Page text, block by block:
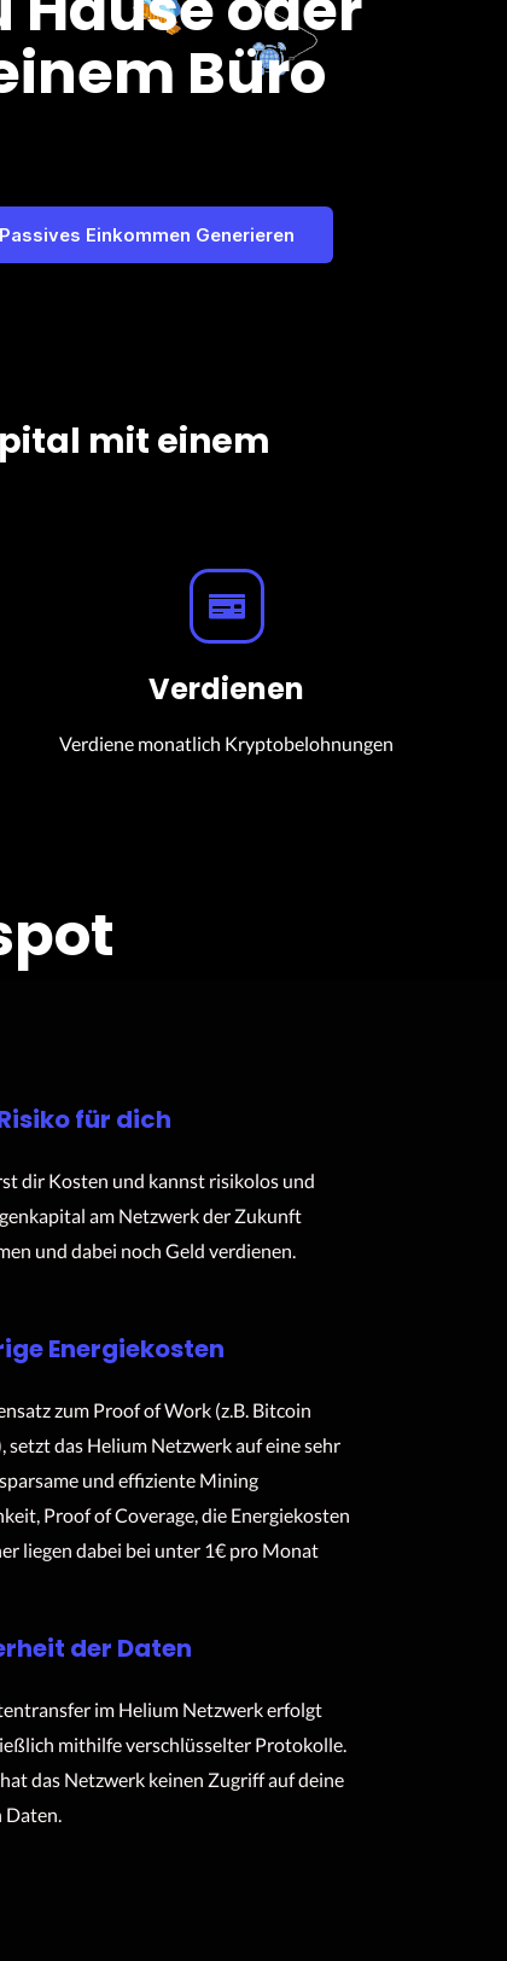
Büro
Einkommen Generieren
mit einem
Verdienen
Verdiene monatlich Kryptobelohnungen
für dich
dir Kosten und kannst risikolos und
am Netzwerk der Zukunft
und dabei noch Geld verdienen.
Energiekosten
zum Proof of Work (z.B. Bitcoin
setzt das Helium Netzwerk auf eine sehr
und effiziente Mining
Proof of Coverage, die Energiekosten
liegen dabei bei unter 1€ pro Monat
der Daten
im Helium Netzwerk erfolgt
mithilfe verschlüsselter Protokolle.
das Netzwerk keinen Zugriff auf deine
Daten.